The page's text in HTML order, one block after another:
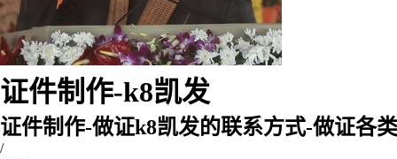
证件制作-k8凯发
证件制作-做证k8凯发的联系方式-做证各
/